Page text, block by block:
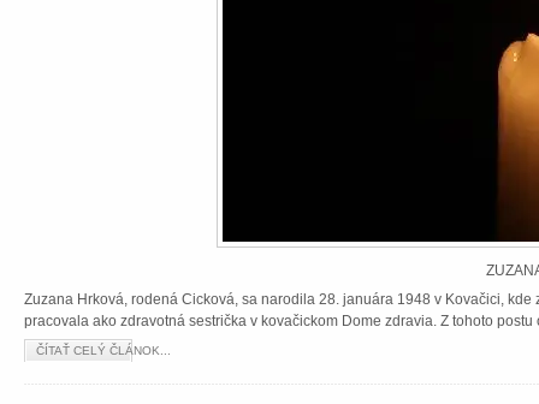
Zuzana Hrková, rodená Cicková, sa narodila 28. januára 1948 v Kovačici,
pracovala ako zdravotná sestrička v kovačickom Dome zdravia. Z tohoto
ČÍTAŤ CELÝ ČLÁNOK...